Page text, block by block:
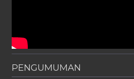
PENGUMUMAN